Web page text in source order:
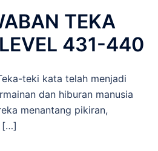
TEKA
431-440
teki kata telah menjadi
dan hiburan manusia
menantang pikiran,
[…]